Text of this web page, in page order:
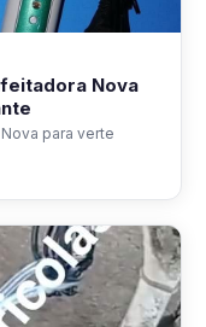
Nova
para verte